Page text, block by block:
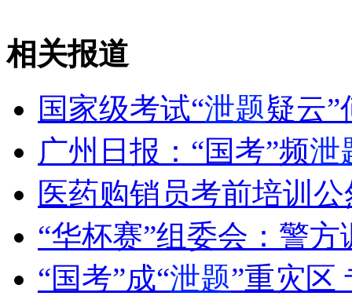
司机酒驾遇交警 急速倒车逃窜
相关报道
国家级考试“泄题疑云”
广州日报：“国考”频泄
医药购销员考前培训公
“华杯赛”组委会：警方
“国考”成“泄题”重灾区